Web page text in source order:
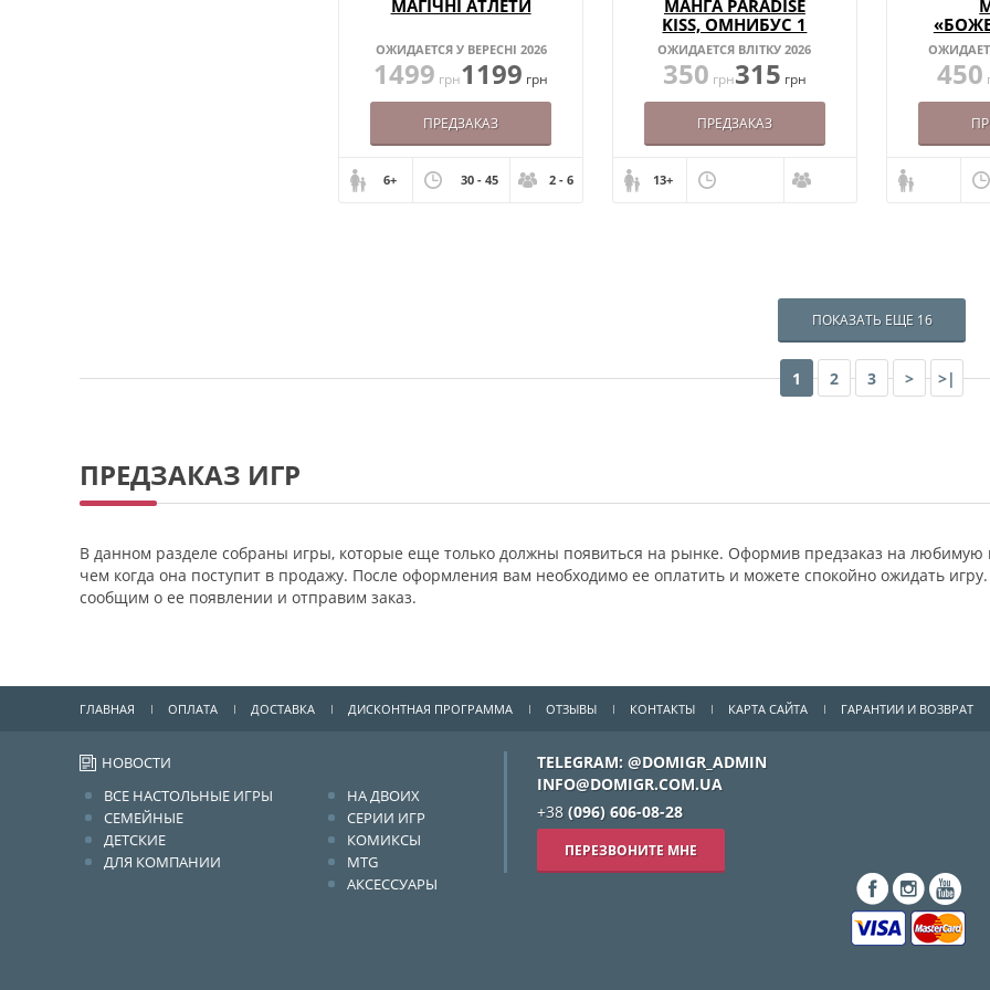
МАГІЧНІ АТЛЕТИ
ОЖИДАЕТСЯ У ВЕРЕСНІ 2026
1499 грн1199 грн
ПРЕДЗАКАЗ
6+ 30 - 45 2 - 6
МАНГА PARADISE
KISS, ОМНИБУС 1
ОЖИДАЕТСЯ ВЛІТКУ 2026
350 грн315 грн
ПРЕДЗАКАЗ
13+
450
ПОКАЗАТЬ ЕЩЕ 16
1 2 3 > >|
ПРЕДЗАКАЗ ИГР
В данном разделе собраны игры, которые еще только должны появиться на рынке. Оформив предзаказ на любимую
чем когда она поступит в продажу. После оформления вам необходимо ее оплатить и можете спокойно ожидать
сообщим о ее появлении и отправим заказ.
ГЛАВНАЯ ОПЛАТА ДОСТАВКА ДИСКОНТНАЯ ПРОГРАММА ОТЗЫВЫ КОНТАКТЫ КАРТА САЙТА ГАРАНТИИ И ВОЗВРАТ
НОВОСТИ
ВСЕ НАСТОЛЬНЫЕ ИГРЫ
СЕМЕЙНЫЕ
ДЕТСКИЕ
ДЛЯ КОМПАНИИ
НА ДВОИХ
СЕРИИ ИГР
КОМИКСЫ
MTG
АКСЕССУАРЫ
TELEGRAM: @DOMIGR_ADMIN
INFO@DOMIGR.COM.UA
+38 (096) 606-08-28
ПЕРЕЗВОНИТЕ МНЕ